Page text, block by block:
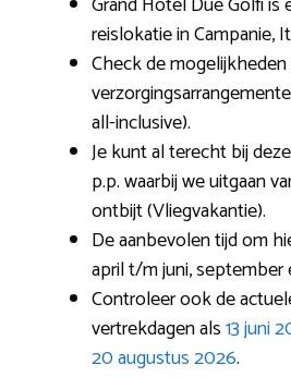
reislokatie in Campanie,
Check de
all-inclusive).
Je kunt al terecht bij
p.p. waarbij we uitgaan
ontbijt (Vliegvakantie).
De aanbevolen tijd om
april t/m juni,
Controleer ook de
vertrekdagen als13 juni
20 augustus 2026.